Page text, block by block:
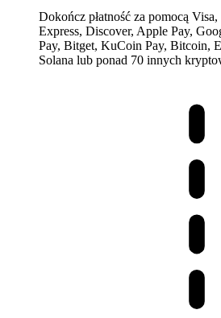
Dokończ płatność za pomocą
Express, Discover, Apple Pay,
Pay, Bitget, KuCoin Pay, Bitcoin,
Solana lub ponad 70 innych